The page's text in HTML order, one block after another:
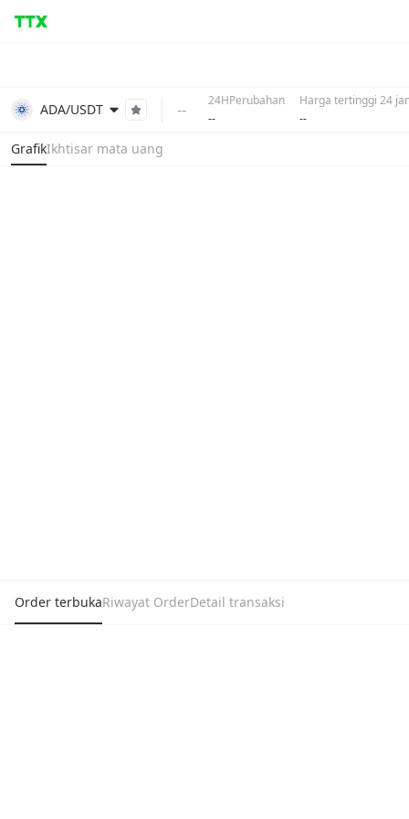
ADA/USDT --
24HPerubahan
--
Harga tertinggi 24
--
GrafikIkhtisar mata uang
Order terbukaRiwayat OrderDetail transaksi